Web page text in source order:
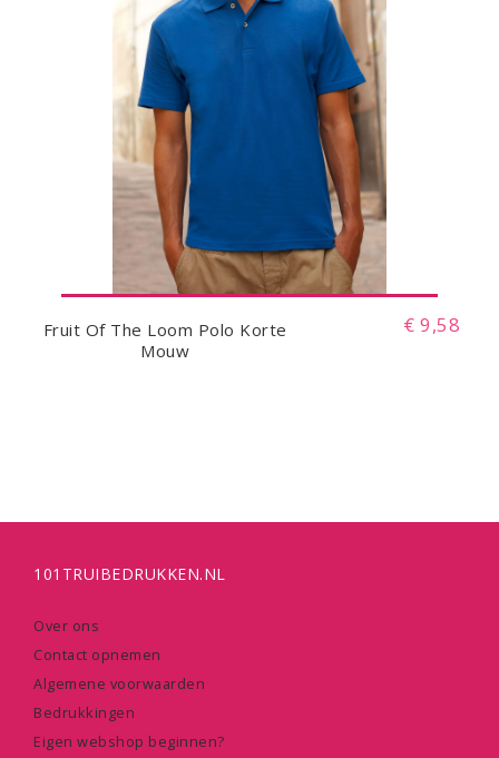
Fruit Of The Loom Polo Korte
Mouw
€ 9,58
101TRUIBEDRUKKEN.NL
Over ons
Contact opnemen
Algemene voorwaarden
Bedrukkingen
Eigen webshop beginnen?